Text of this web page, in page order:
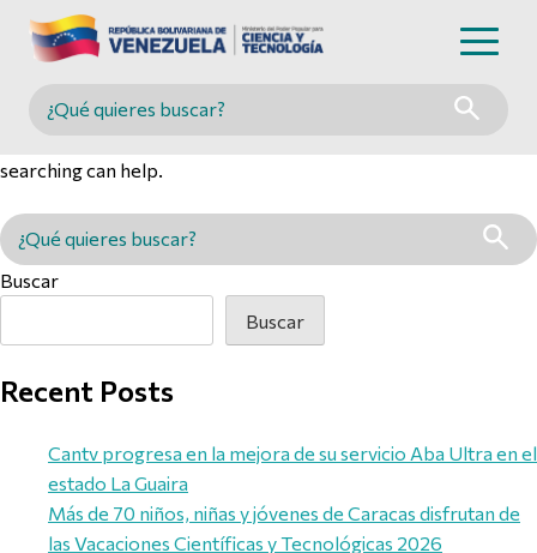
Buscar en MINCYT
searching can help.
Buscar en MINCYT
Buscar
Buscar
Recent Posts
Cantv progresa en la mejora de su servicio Aba Ultra en el
estado La Guaira
Más de 70 niños, niñas y jóvenes de Caracas disfrutan de
las Vacaciones Científicas y Tecnológicas 2026